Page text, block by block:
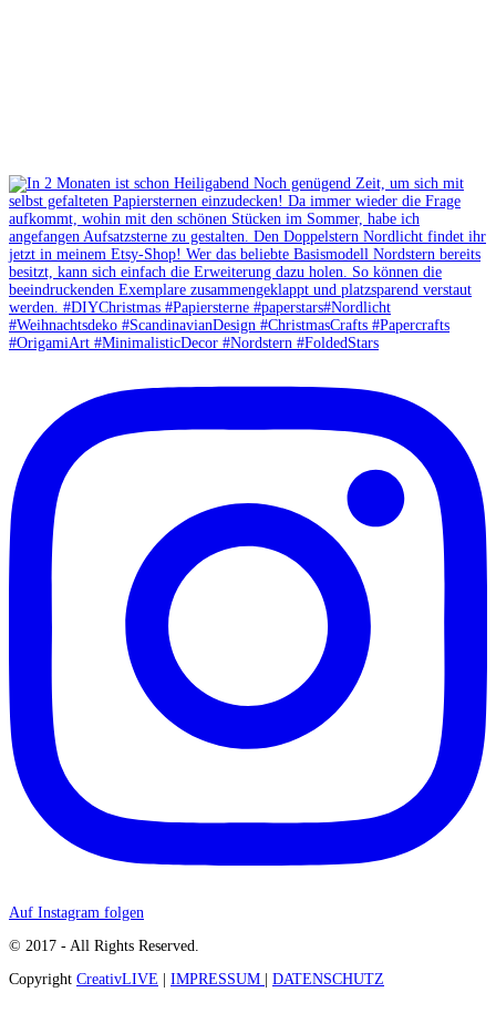
Auf Instagram folgen
© 2017 - All Rights Reserved.
Copyright CreativLIVE IMPRESSUM DATENSCHUTZ